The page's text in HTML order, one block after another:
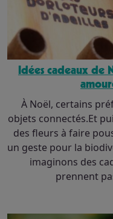
Idées cadeaux de Noël nature et jardin pour les
À Noël, certains
objets connectés.Et
des fleurs à faire
un geste pour la
imaginons des
prennent